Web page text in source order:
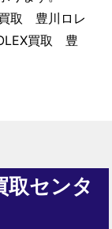
取 豊川ロレ
買取 豊
取センタ